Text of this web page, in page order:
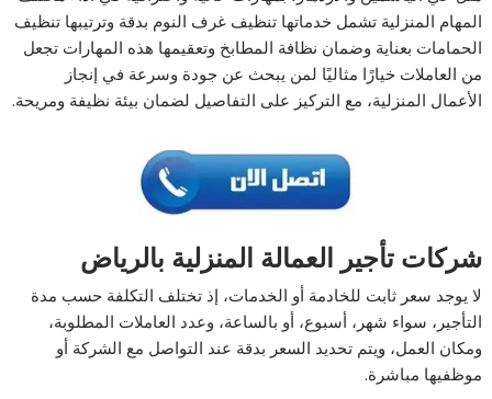
المهام المنزلية تشمل خدماتها تنظيف غرف النوم بدقة وترتيبها تنظيف
الحمامات بعناية وضمان نظافة المطابخ وتعقيمها هذه المهارات تجعل
من العاملات خيارًا مثاليًا لمن يبحث عن جودة وسرعة في إنجاز
الأعمال المنزلية، مع التركيز على التفاصيل لضمان بيئة نظيفة ومريحة.
شركات تأجير العمالة المنزلية بالرياض
لا يوجد سعر ثابت للخادمة أو الخدمات، إذ تختلف التكلفة حسب مدة
التأجير، سواء شهر، أسبوع، أو بالساعة، وعدد العاملات المطلوبة،
ومكان العمل، ويتم تحديد السعر بدقة عند التواصل مع الشركة أو
موظفيها مباشرة.